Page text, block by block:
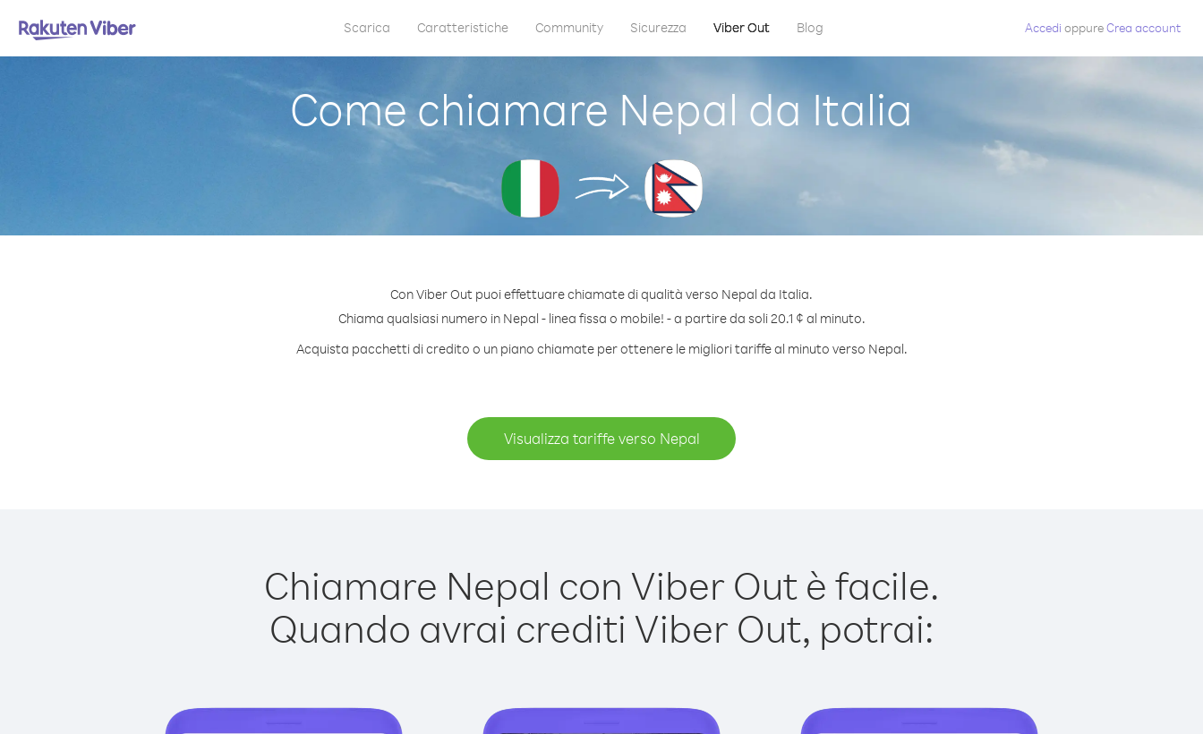
Scarica Caratteristiche Community Sicurezza Viber Out Blog Accedi oppureCrea account
Come chiamare Nepal da Italia
Con Viber Out puoi effettuare chiamate di qualità verso Nepal da Italia.
Chiama qualsiasi numero in Nepal - linea fissa o mobile! - a partire da soli 20.1 ¢ al minuto.
Acquista pacchetti di credito o un piano chiamate per ottenere le migliori tariffe al minuto verso Nepal.
Visualizza tariffe verso Nepal
Chiamare Nepal con Viber Out è facile.
Quando avrai crediti Viber Out, potrai: